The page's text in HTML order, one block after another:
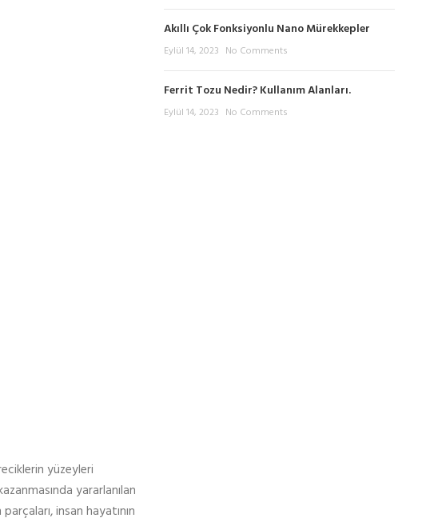
yüzeyleri
yararlanılan
insan hayatının
Akıllı Çok Fonksiyonlu Nano Mürekkepler
Eylül 14, 2023 No Comments
Ferrit Tozu Nedir? Kullanım Alanları.
Eylül 14, 2023 No Comments